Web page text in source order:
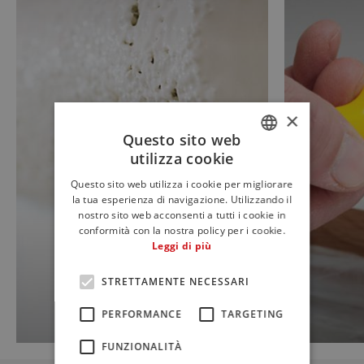
ENGLISH
FRENCH
×
Questo sito web
utilizza cookie
Questo sito web utilizza i cookie per migliorare
la tua esperienza di navigazione. Utilizzando il
nostro sito web acconsenti a tutti i cookie in
conformità con la nostra policy per i cookie.
Leggi di più
STRETTAMENTE NECESSARI
PERFORMANCE TARGETING
FUNZIONALITÀ